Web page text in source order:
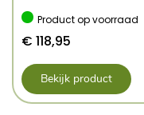
Product op voorraad
€ 118,95
Bekijk product